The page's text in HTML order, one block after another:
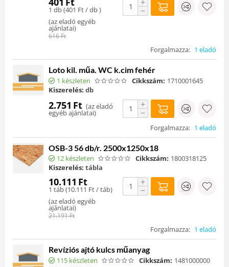
1 db (401 Ft/ db )
(az eladó egyéb
ajánlatai)
616Ft
−
Forgalmazza: 1 eladó
Loto kil. műa. WC k.cim fehér
1 készleten Cikkszám: 1710001645
Kiszerelés: db
2.751 Ft (az eladó
egyéb ajánlatai)
+
−
Forgalmazza: 1 eladó
OSB-3 56 db/r. 2500x1250x18
12 készleten Cikkszám: 1800318125
Kiszerelés: tábla
10.111 Ft
1 táb (10.111 Ft/ táb)
(az eladó egyéb
ajánlatai)
21.191Ft
+
−
Forgalmazza: 1 eladó
Revíziós ajtó kulcs műanyag
115 készleten Cikkszám: 1481000000